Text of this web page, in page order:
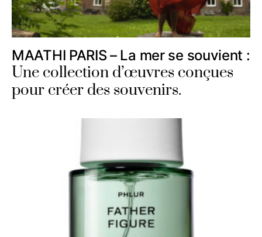
MAATHI PARIS – La mer se souvient :
Une collection d’œuvres conçues
pour créer des souvenirs.